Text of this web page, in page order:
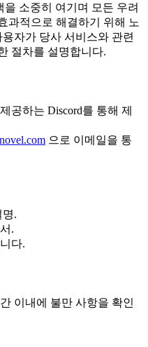
을 소중히 여기며 모든 우려
과적으로 해결하기 위해 노
자가 당사 서비스와 관련
절차를 설명합니다.
공하는 Discord를 통해 제
으로 이메일을 통
명.
.
다.
이내에 불만 사항을 확인